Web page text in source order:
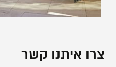
צרו איתנו קשר